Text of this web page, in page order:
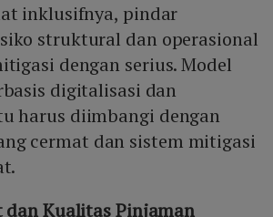
inklusifnya, pindar
struktural dan operasional
dengan serius. Model
digitalisasi dan
harus diimbangi dengan
cermat dan sistem mitigasi
dan Kualitas Pinjaman